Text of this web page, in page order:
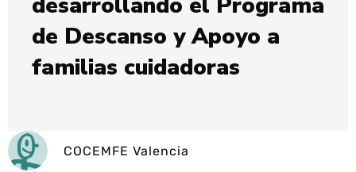
de Descanso y Apoyo a
familias cuidadoras
COCEMFE Valencia